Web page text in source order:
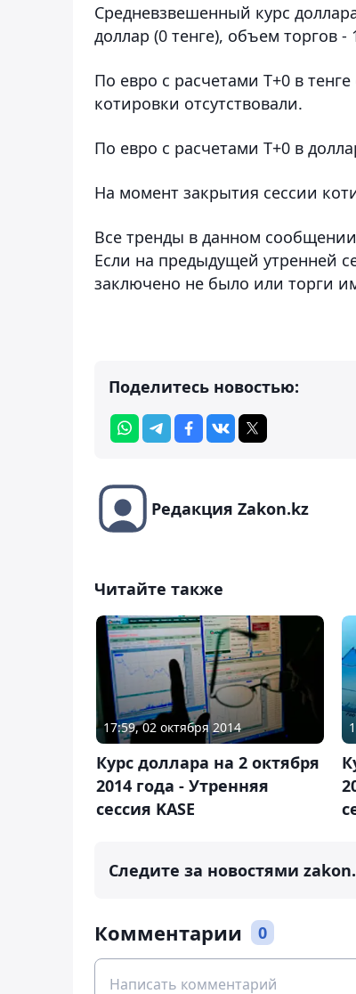
Средневзвешенный курс
доллар (0 тенге), объем торгов -
По евро с расчетами T+0 в
котировки отсутствовали.
По евро с расчетами T+0 в
На момент закрытия сессии
Все тренды в данном
Если на предыдущей утренней
заключено не было или торги
Поделитесь новостью:
Редакция Zakon.kz
Читайте также
17:59, 02 октября 2014
Курс доллара на 2 октября
2014 года - Утренняя
сессия KASE
Следите за новостями
Комментарии 0